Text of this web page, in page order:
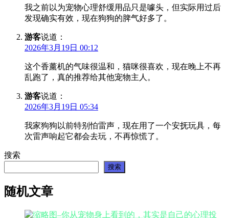
我之前以为宠物心理舒缓用品只是噱头，但实际用过后
发现确实有效，现在狗狗的脾气好多了。
游客说道：
2026年3月19日 00:12
这个香薰机的气味很温和，猫咪很喜欢，现在晚上不再
乱跑了，真的推荐给其他宠物主人。
游客说道：
2026年3月19日 05:34
我家狗狗以前特别怕雷声，现在用了一个安抚玩具，每
次雷声响起它都会去玩，不再惊慌了。
搜索
搜索
随机文章